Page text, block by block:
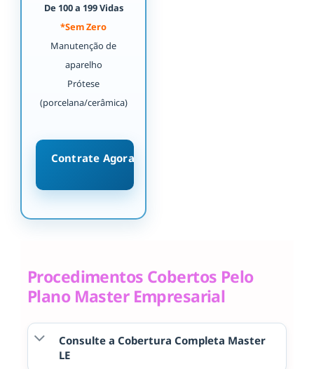
De 100 a 199 Vidas
*Sem Zero
Manutenção de
aparelho
Prótese
(porcelana/cerâmica)
Contrate Agora
Procedimentos Cobertos Pelo
Plano Master Empresarial
Consulte a Cobertura Completa Master
LE